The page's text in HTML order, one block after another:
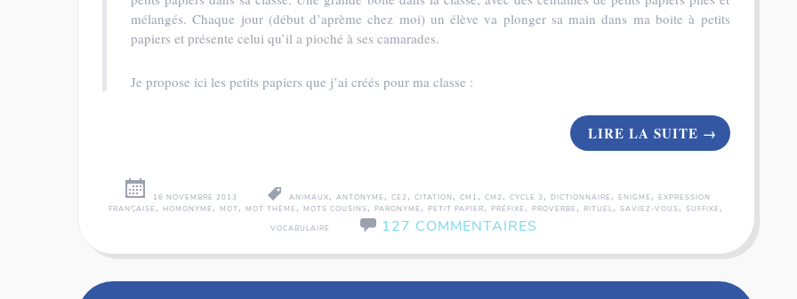
mélangés. Chaque jour (début d’aprème chez moi) un élève va plonger sa main dans ma boite à petits
papiers et présente celui qu’il a pioché à ses camarades.
Je propose ici les petits papiers que j’ai créés pour ma classe :
LIRE LA SUITE →
16 NOVEMBRE 2013 ANIMAUX, ANTONYME , CE2 , CITATION , CM1 , CM2 , CYCLE 3 , DICTIONNAIRE , ENIGME , EXPRESSION
FRANÇAISE ,HOMONYME ,MOT,MOT THÈME ,MOTS COUSINS,PARONYME ,PETIT PAPIER,PRÉFIXE ,PROVERBE ,RITUEL,SAVIEZ-VOUS,SUFFIXE ,
VOCABULAIRE 127 COMMENTAIRES